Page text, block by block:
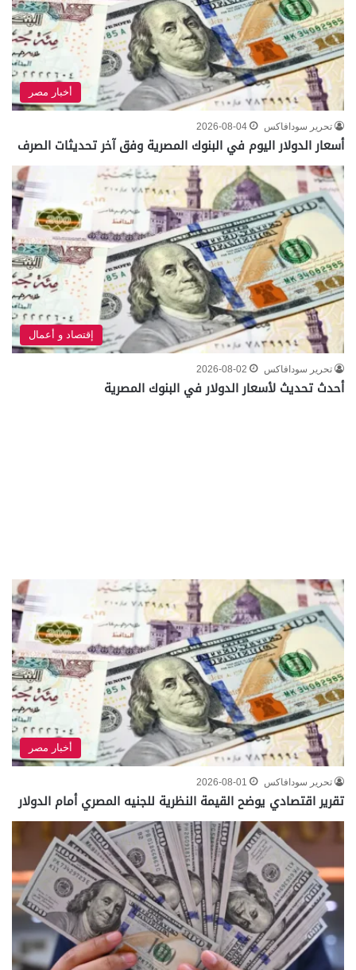
أخبار مصر
تحرير سودافاكس 2026-08-04
أسعار الدولار اليوم في البنوك المصرية وفق آخر تحديثات الصرف
إقتصاد و أعمال
تحرير سودافاكس 2026-08-02
أحدث تحديث لأسعار الدولار في البنوك المصرية
أخبار مصر
تحرير سودافاكس 2026-08-01
تقرير اقتصادي يوضح القيمة النظرية للجنيه المصري أمام الدولار